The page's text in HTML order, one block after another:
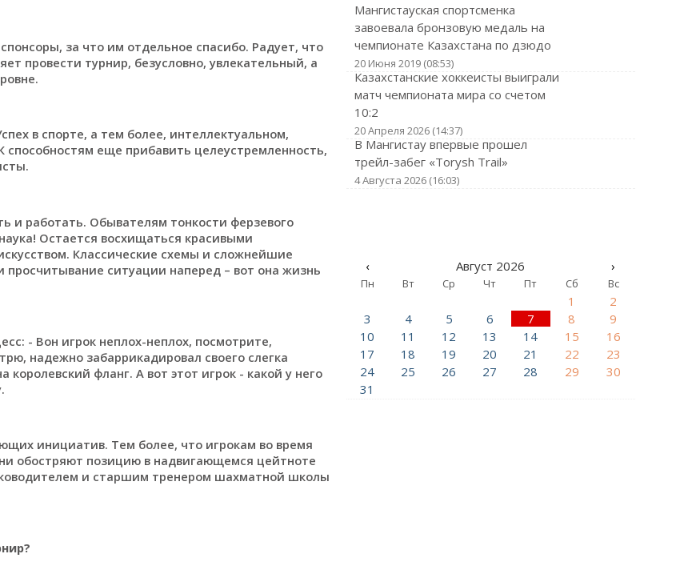
за что им отдельное спасибо. Радует, что
провести турнир, безусловно, увлекательный, а
в спорте, а тем более, интеллектуальном,
еще прибавить целеустремленность,
и работать. Обывателям тонкости ферзевого
Остается восхищаться красивыми
Классические схемы и сложнейшие
просчитывание ситуации наперед – вот она жизнь
- Вон игрок неплох-неплох, посмотрите,
надежно забаррикадировал своего слегка
фланг. А вот этот игрок - какой у него
инициатив. Тем более, что игрокам во время
обостряют позицию в надвигающемся цейтноте
и старшим тренером шахматной школы
Мангистауская спортсменка
завоевала бронзовую медаль на
чемпионате Казахстана по дзюдо
20 Июня 2019 (08:53)
Казахстанские хоккеисты выиграли
матч чемпионата мира со счетом
10:2
20 Апреля 2026 (14:37)
В Мангистау впервые прошел
трейл-забег «Torysh Trail»
4 Августа 2026 (16:03)
‹ Август 2026 ›
Пн Вт Ср Чт Пт Сб Вс
1
2
3
4 5 6 7 8
9
10
11 12 13 14 15
16
17
18 19 20 21 22
23
24
25 26 27 28 29
30
31